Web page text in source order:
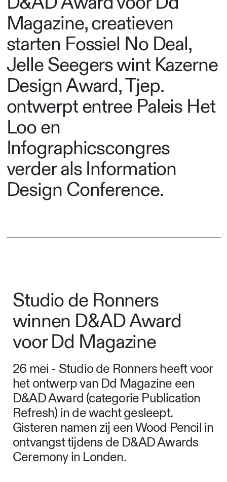
Magazine, creatieven
starten Fossiel No Deal,
Jelle Seegers wint Kazerne
Design Award, Tjep.
ontwerpt entree Paleis Het
Loo en
Infographicscongres
verder als Information
Design Conference.
Studio de Ronners
winnen D&AD Award
voor Dd Magazine
26 mei - Studio de Ronners heeft voor
het ontwerp van Dd Magazine een
D&AD Award (categorie Publication
Refresh) in de wacht gesleept.
Gisteren namen zij een Wood Pencil in
ontvangst tijdens de D&AD Awards
Ceremony in Londen.